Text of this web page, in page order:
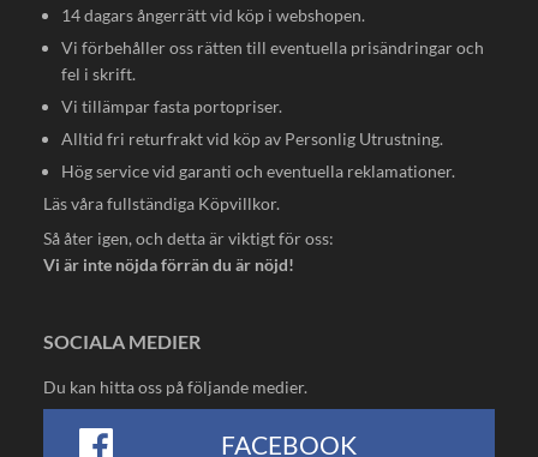
14 dagars ångerrätt vid köp i webshopen.
Vi förbehåller oss rätten till eventuella prisändringar och
fel i skrift.
Vi tillämpar fasta portopriser.
Alltid fri returfrakt vid köp av Personlig Utrustning.
Hög service vid garanti och eventuella reklamationer.
Läs våra fullständiga Köpvillkor.
Så åter igen, och detta är viktigt för oss:
Vi är inte nöjda förrän du är nöjd!
SOCIALA MEDIER
Du kan hitta oss på följande medier.
FACEBOOK